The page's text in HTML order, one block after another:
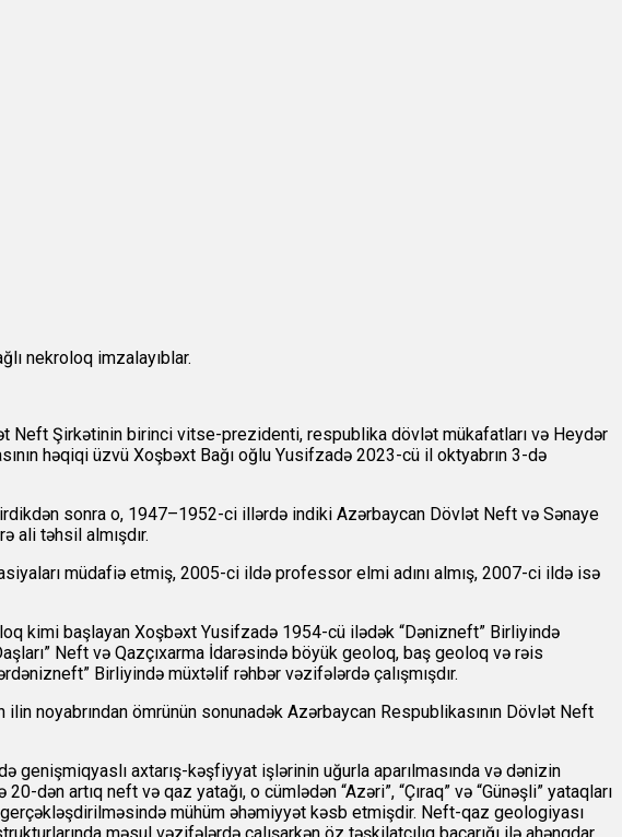
nekroloq imzalayıblar.
Neft Şirkətinin birinci vitse-prezidenti, respublika dövlət mükafatları və Heydər
həqiqi üzvü Xoşbəxt Bağı oğlu Yusifzadə 2023-cü il oktyabrın 3-də
sonra o, 1947–1952-ci illərdə indiki Azərbaycan Dövlət Neft və Sənaye
ali təhsil almışdır.
müdafiə etmiş, 2005-ci ildə professor elmi adını almış, 2007-ci ildə isə
kimi başlayan Xoşbəxt Yusifzadə 1954-cü ilədək “Dənizneft” Birliyində
Neft və Qazçıxarma İdarəsində böyük geoloq, baş geoloq və rəis
Birliyində müxtəlif rəhbər vəzifələrdə çalışmışdır.
noyabrından ömrünün sonunadək Azərbaycan Respublikasının Dövlət Neft
axtarış-kəşfiyyat işlərinin uğurla aparılmasında və dənizin
dən artıq neft və qaz yatağı, o cümlədən “Azəri”, “Çıraq” və “Günəşli” yataqları
mühüm əhəmiyyət kəsb etmişdir. Neft-qaz geologiyası